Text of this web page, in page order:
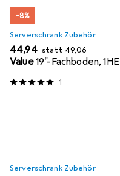
−8%
Serverschrank Zubehör
EUR
44,94 statt EUR
49,06
Value19"-Fachboden,
1
Serverschrank Zubehör